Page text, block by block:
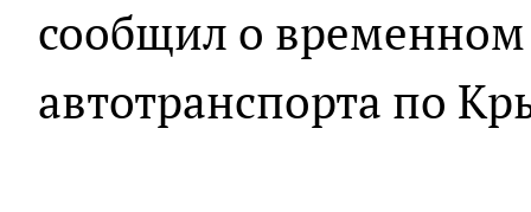
сообщил о
автотранспорта по